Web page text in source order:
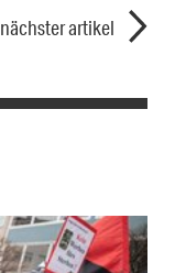
nächster artikel